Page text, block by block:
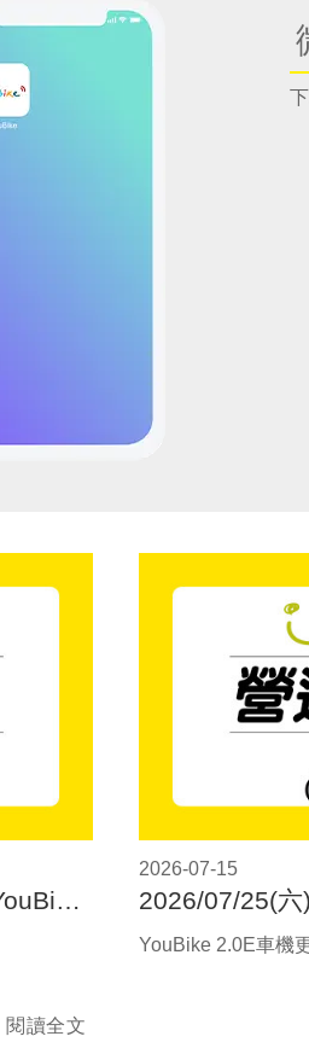
2026/08/08(六) 凌晨02:00起 YouBike 2.0及2.0E車機更新作業
閱讀全文
2026-07-15
YouBike 2.0E車機